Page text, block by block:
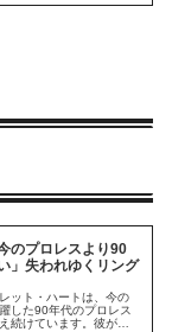
のプロレスより90
」失われゆくリング
ット・ハートは、今の
した90年代のプロレス
続けています。彼がレ